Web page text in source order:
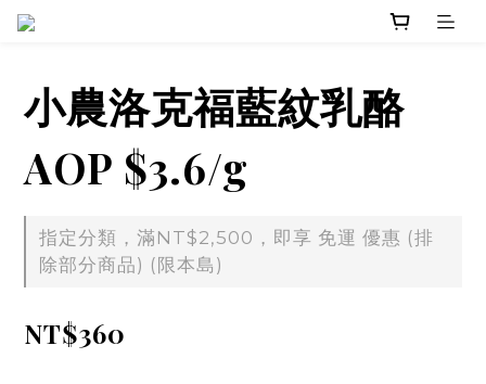
小農洛克福藍紋乳酪
AOP $3.6/g
指定分類，滿NT$2,500，即享 免運 優惠 (排
除部分商品) (限本島)
NT$360